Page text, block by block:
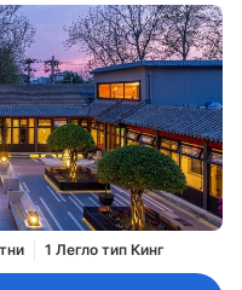
1 Легло тип Кинг